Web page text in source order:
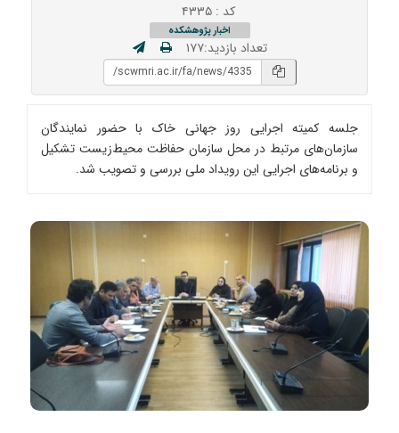
کد : ۴۳۳۵
اخبار پژوهشکده
تعداد بازدید:۱۷۷
جلسه کمیته اجرایی روز جهانی خاک با حضور نمایندگان
سازمان‌های مرتبط در محل سازمان حفاظت محیط‌زیست تشکیل
و برنامه‌های اجرایی این رویداد ملی بررسی و تصویب شد.